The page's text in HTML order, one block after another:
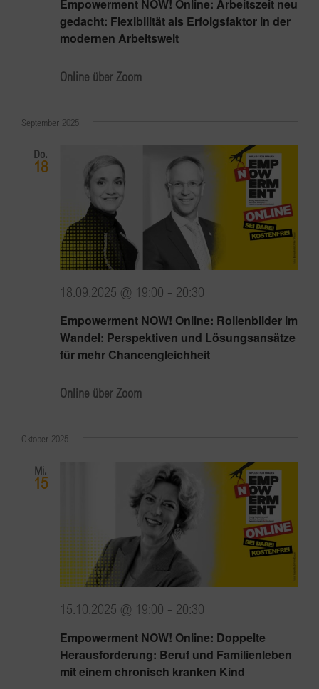
Empowerment NOW! Online: Arbeitszeit neu
gedacht: Flexibilität als Erfolgsfaktor in der
modernen Arbeitswelt
Online über Zoom
September 2025
Do.
18
Empowerment NOW! Online: Rollenbilder im
Wandel: Perspektiven und Lösungsansätze
für mehr Chancengleichheit
18.09.2025 @ 19:00 - 20:30
Online über Zoom
Oktober 2025
Mi.
15
Empowerment NOW! Online: Doppelte
Herausforderung: Beruf und Familienleben
mit einem chronisch kranken Kind
15.10.2025 @ 19:00 - 20:30